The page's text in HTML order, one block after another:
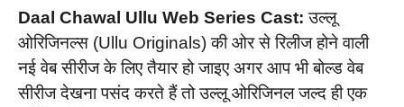
Daal Chawal Ullu Web Series Cast: उल्लू
ओरिजिनल्स (Ullu Originals) की ओर से रिलीज होने वाली
नई वेब सीरीज के लिए तैयार हो जाइए अगर आप भी बोल्ड वेब
सीरीज देखना पसंद करते हैं तो उल्लू ओरिजिनल जल्द ही एक